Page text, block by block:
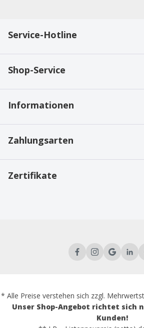
Service-Hotline
Shop-Service
Informationen
Zahlungsarten
Zertifikate
* Alle Preise verstehen sich zzgl.
Unser Shop-Angebot richtet sich
Kunden!